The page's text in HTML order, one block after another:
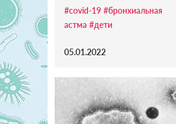
#covid-19 #бронхиальная
астма #дети
05.01.2022